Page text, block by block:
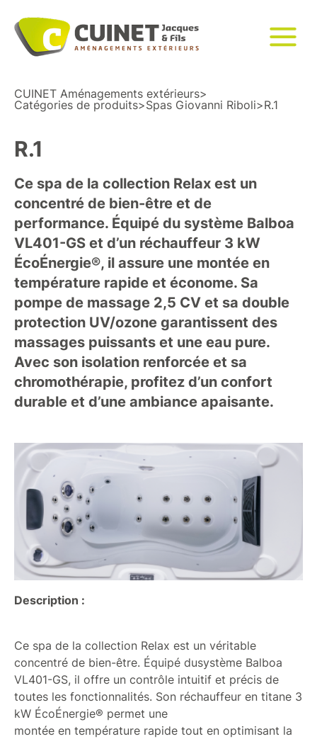
CUINET Aménagements extérieurs>
Catégories de produits>Spas Giovanni Riboli>R.1
R.1
Ce spa de la collection Relax est un
concentré de bien-être et de
performance. Équipé du système Balboa
VL401-GS et d’un réchauffeur 3 kW
ÉcoÉnergie®, il assure une montée en
température rapide et économe. Sa
pompe de massage 2,5 CV et sa double
protection UV/ozone garantissent des
massages puissants et une eau pure.
Avec son isolation renforcée et sa
chromothérapie, profitez d’un confort
durable et d’une ambiance apaisante.
Description :
Ce spa de la collection Relax est un véritable
concentré de bien-être. Équipé dusystème Balboa
VL401-GS, il offre un contrôle intuitif et précis de
toutes les fonctionnalités. Son réchauffeur en titane 3
kW ÉcoÉnergie® permet une
montée en température rapide tout en optimisant la